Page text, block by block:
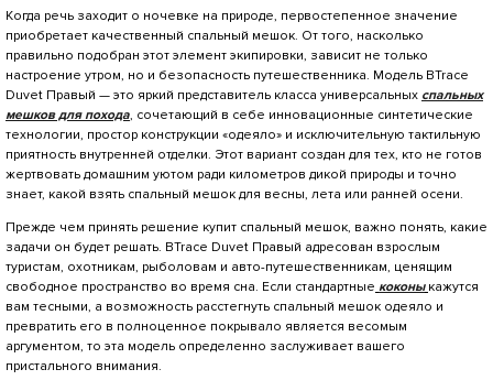
Когда речь заходит о ночевке на природе, первостепенное значение
приобретает качественный спальный мешок. От того, насколько
правильно подобран этот элемент экипировки, зависит не только
настроение утром, но и безопасность путешественника. Модель BTrace
Duvet Правый — это яркий представитель класса универсальных спальных
мешков для похода, сочетающий в себе инновационные синтетические
технологии, простор конструкции «одеяло» и исключительную тактильную
приятность внутренней отделки. Этот вариант создан для тех, кто не готов
жертвовать домашним уютом ради километров дикой природы и точно
знает, какой взять спальный мешок для весны, лета или ранней осени.
Прежде чем принять решение купит спальный мешок, важно понять, какие
задачи он будет решать. BTrace Duvet Правый адресован взрослым
туристам, охотникам, рыболовам и авто-путешественникам, ценящим
свободное пространство во время сна. Если стандартные коконы кажутся
вам тесными, а возможность расстегнуть спальный мешок одеяло и
превратить его в полноценное покрывало является весомым
аргументом, то эта модель определенно заслуживает вашего
пристального внимания.